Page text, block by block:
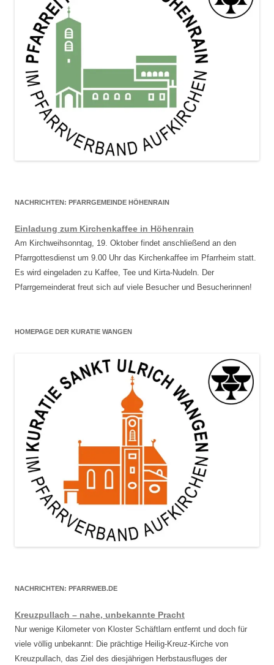
NACHRICHTEN: PFARRGEMEINDE HÖHENRAIN
Einladung zum Kirchenkaffee in Höhenrain
Am Kirchweihsonntag, 19. Oktober findet anschließend an den
Pfarrgottesdienst um 9.00 Uhr das Kirchenkaffee im Pfarrheim statt.
Es wird eingeladen zu Kaffee, Tee und Kirta-Nudeln. Der
Pfarrgemeinderat freut sich auf viele Besucher und Besucherinnen!
HOMEPAGE DER KURATIE WANGEN
NACHRICHTEN: PFARRWEB.DE
Kreuzpullach – nahe, unbekannte Pracht
Nur wenige Kilometer von Kloster Schäftlarn entfernt und doch für
viele völlig unbekannt: Die prächtige Heilig-Kreuz-Kirche von
Kreuzpullach, das Ziel des diesjährigen Herbstausfluges der